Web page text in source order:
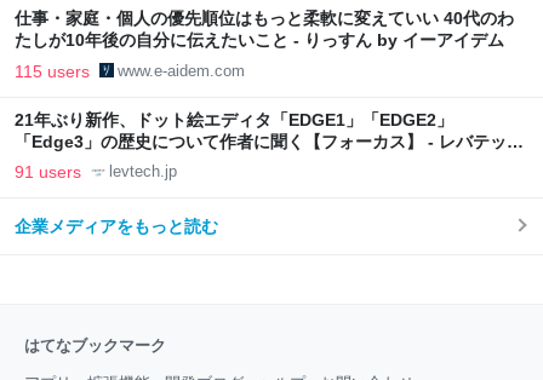
仕事・家庭・個人の優先順位はもっと柔軟に変えていい 40代のわ
たしが10年後の自分に伝えたいこと - りっすん by イーアイデム
115 users www.e-aidem.com
21年ぶり新作、ドット絵エディタ「EDGE1」「EDGE2」
「Edge3」の歴史について作者に聞く【フォーカス】 - レバテック
LAB
91 users levtech.jp
企業メディアをもっと読む
はてなブックマーク